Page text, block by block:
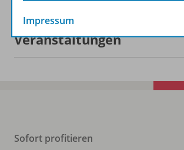
Veranstaltungen
Sofort profitieren
Impressum